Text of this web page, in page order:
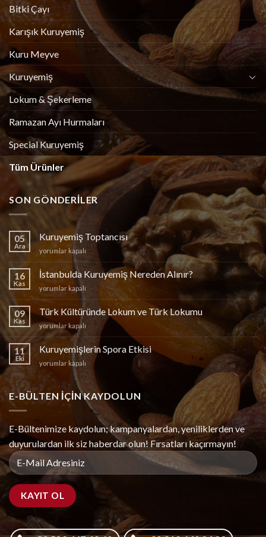
Bitki Çayı
Karışık Kuruyemiş
Kuru Meyve
Kuruyemiş
Lokum & Şekerleme
Ramazan Ayı Hurmaları
Special Kuruyemiş
Tüm Ürünler
SON GÖNDERILER
05
Ara
Kuruyemiş Toptancısı
Kuruyemiş
Toptancısı
için
yorumlar kapalı
16
Kas
İstanbulda Kuruyemiş Nereden Alınır?
İstanbulda
Kuruyemiş
Nereden
Alınır?
için
yorumlar kapalı
09
Kas
Türk Kültüründe Lokum ve Türk Lokumu
Türk
Kültüründe
Lokum
ve
Türk
Lokumu
için
yorumlar kapalı
11
Eki
Kuruyemişlerin Spora Etkisi
Kuruyemişlerin
Etkisi
için
yorumlar kapalı
E-BÜLTEN IÇIN KAYDOLUN
E-Bültenimize kaydolun; kampanyalardan, yeniliklerden ve
duyurulardan ilk siz haberdar olun! Fırsatları kaçırmayın!